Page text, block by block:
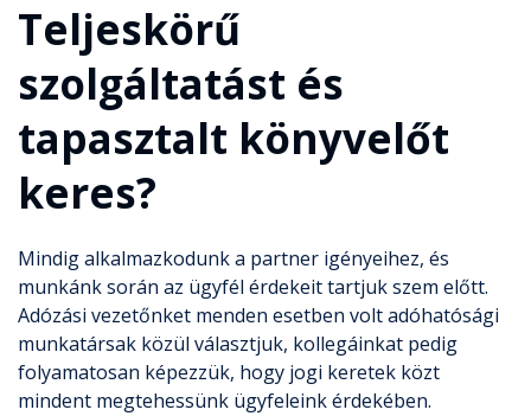
Teljeskörű
szolgáltatást és
tapasztalt könyvelőt
keres?
Mindig alkalmazkodunk a partner igényeihez, és
munkánk során az ügyfél érdekeit tartjuk szem előtt.
Adózási vezetőnket menden esetben volt adóhatósági
munkatársak közül választjuk, kollegáinkat pedig
folyamatosan képezzük, hogy jogi keretek közt
mindent megtehessünk ügyfeleink érdekében.